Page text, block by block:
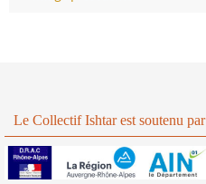
Le Collectif Ishtar est soutenu par